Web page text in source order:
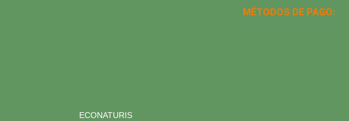
ECONATURIS
MÉTODOS DE PAGO: